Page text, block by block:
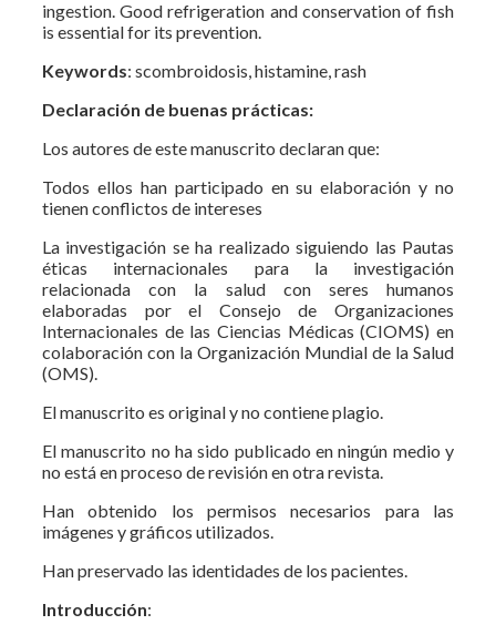
ingestion. Good refrigeration and conservation of fish
is essential for its prevention.
Keywords: scombroidosis, histamine, rash
Declaración de buenas prácticas:
Los autores de este manuscrito declaran que:
Todos ellos han participado en su elaboración y no
tienen conflictos de intereses
La investigación se ha realizado siguiendo las Pautas
éticas internacionales para la investigación
relacionada con la salud con seres humanos
elaboradas por el Consejo de Organizaciones
Internacionales de las Ciencias Médicas (CIOMS) en
colaboración con la Organización Mundial de la Salud
(OMS).
El manuscrito es original y no contiene plagio.
El manuscrito no ha sido publicado en ningún medio y
no está en proceso de revisión en otra revista.
Han obtenido los permisos necesarios para las
imágenes y gráficos utilizados.
Han preservado las identidades de los pacientes.
Introducción: